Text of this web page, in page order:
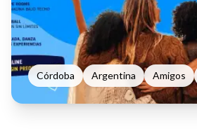
Córdoba Argentina Amigos